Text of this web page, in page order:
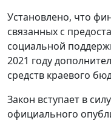
Установлено, что
связанных с
социальной
2021 году
средств краевого
Закон вступает в
официального